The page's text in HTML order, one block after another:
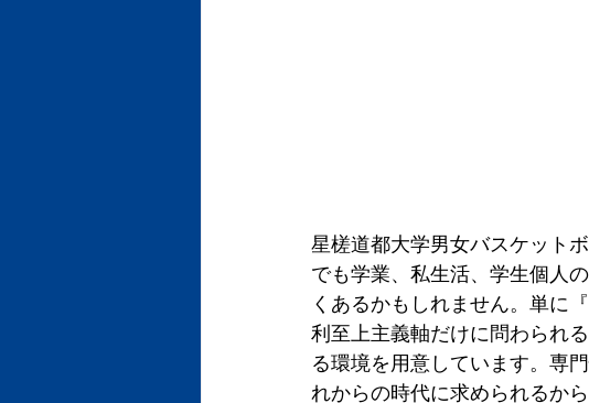
星槎道都大学男女バスケット
でも学業、私生活、学生個人
くあるかもしれません。単に
利至上主義軸だけに問わられ
る環境を用意しています。専
れからの時代に求められるから